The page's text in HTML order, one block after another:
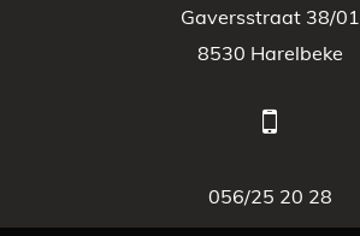
Gaversstraat 38/01
8530 Harelbeke
056/25 20 28